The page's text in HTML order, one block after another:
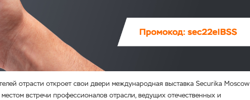
отрасти откроет свои двери международная выставка Securika Moscow
встречи профессионалов отрасли, ведущих отечественных и